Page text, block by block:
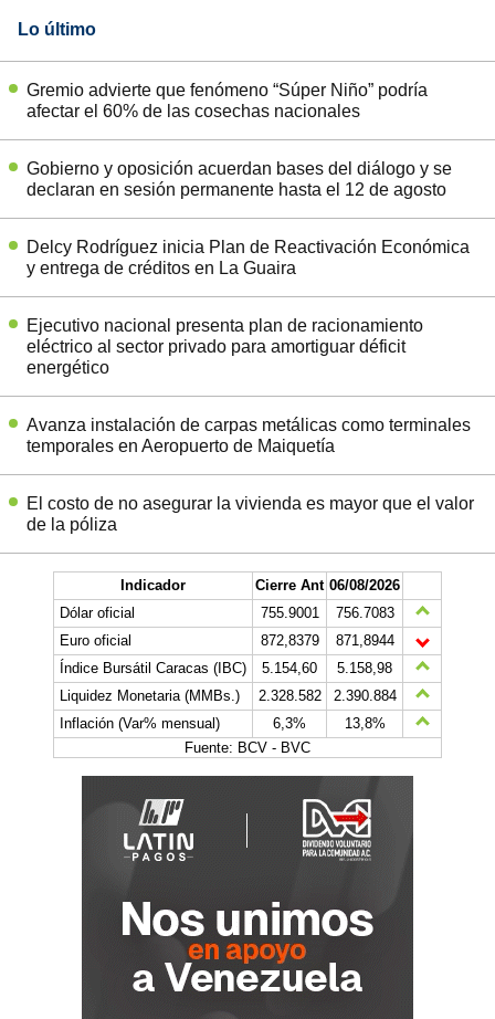
Lo último
Gremio advierte que fenómeno “Súper Niño” podría
afectar el 60% de las cosechas nacionales
Gobierno y oposición acuerdan bases del diálogo y se
declaran en sesión permanente hasta el 12 de agosto
Delcy Rodríguez inicia Plan de Reactivación Económica
y entrega de créditos en La Guaira
Ejecutivo nacional presenta plan de racionamiento
eléctrico al sector privado para amortiguar déficit
energético
Avanza instalación de carpas metálicas como terminales
temporales en Aeropuerto de Maiquetía
El costo de no asegurar la vivienda es mayor que el valor
de la póliza
Indicador Cierre Ant 06/08/2026
Dólar oficial
755.9001
756.7083
Euro oficial
872,8379
871,8944
Índice Bursátil Caracas (IBC)
5.154,60
5.158,98
Liquidez Monetaria (MMBs.)
2.328.582
2.390.884
Inflación (Var% mensual)
6,3%
13,8%
Fuente: BCV - BVC